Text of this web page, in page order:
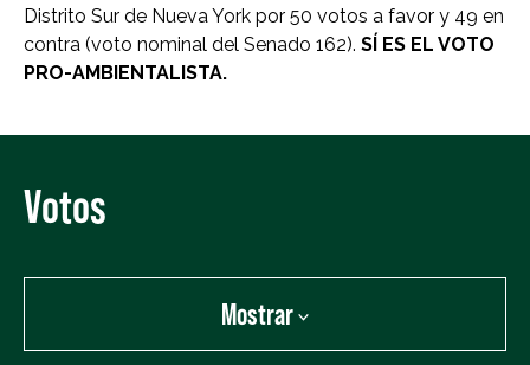
Distrito Sur de Nueva York por 50 votos a favor y 49 en
contra (voto nominal del Senado 162). SÍ ES EL VOTO
PRO-AMBIENTALISTA.
Votos
Mostrar